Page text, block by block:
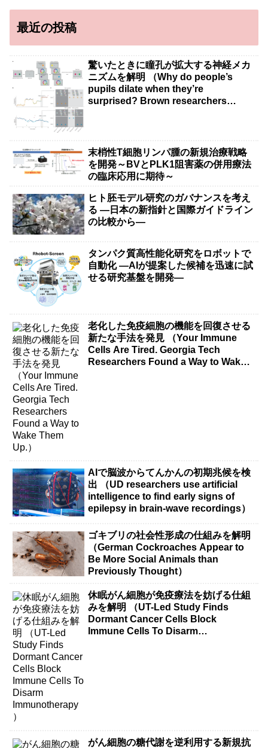
最近の投稿
驚いたときに瞳孔が拡大する神経メカ
ニズムを解明 （Why do people’s
pupils dilate when they’re
surprised? Brown researchers
末梢性T細胞リンパ腫の新規治療戦略
を開発～BVとPLK1阻害薬の併用療法
の臨床応用に期待～
ヒト胚モデル研究のガバナンスを考え
る ―日本の新指針と国際ガイドライン
の比較から―
タンパク質高性能化研究をロボットで
自動化 ―AIが提案した候補を迅速に試
せる研究基盤を開発―
老化した免疫細胞の機能を回復させる
新たな手法を発見 （Your Immune
Cells Are Tired. Georgia Tech
Researchers Found a Way to Wake
AIで脳波からてんかんの初期兆候を検
出 （UD researchers use artificial
intelligence to find early signs of
epilepsy in brain-wave recordings）
ゴキブリの社会性形成の仕組みを解明
（German Cockroaches Appear to
Be More Social Animals than
Previously Thought）
休眠がん細胞が免疫療法を妨げる仕組
みを解明 （UT-Led Study Finds
Dormant Cancer Cells Block
Immune Cells To Disarm
がん細胞の糖代謝を逆利用する新規抗